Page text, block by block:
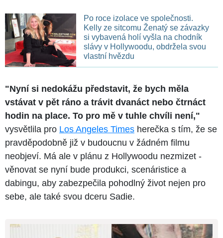
Po roce izolace ve společnosti.
Kelly ze sitcomu Ženatý se závazky
si vybavená holí vyšla na chodník
slávy v Hollywoodu, obdržela svou
vlastní hvězdu
"Nyní si nedokážu představit, že bych měla
vstávat v pět ráno a trávit dvanáct nebo čtrnáct
hodin na place. To pro mě v tuhle chvíli není,"
vysvětlila pro Los Angeles Times herečka s tím, že se
pravděpodobně již v budoucnu v žádném filmu
neobjeví. Má ale v plánu z Hollywoodu nezmizet -
věnovat se nyní bude produkci, scenáristice a
dabingu, aby zabezpečila pohodlný život nejen pro
sebe, ale také svou dceru Sadie.